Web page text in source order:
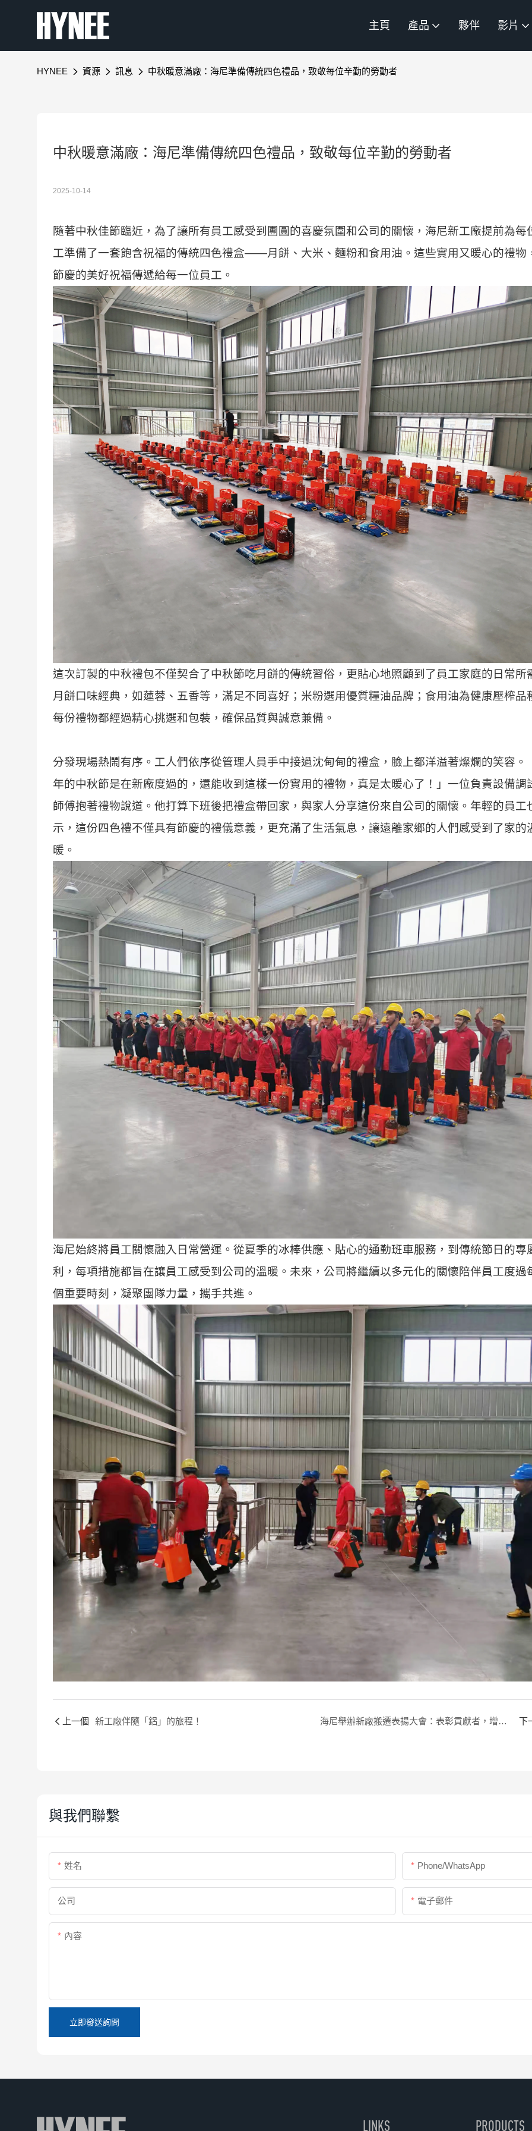
主頁 產品 夥伴 影片
HYNEE 資源 訊息 中秋暖意滿廠：海尼準備傳統四色禮品，致敬每位辛勤的勞動者
中秋暖意滿廠：海尼準備傳統四色禮品，致敬每位辛勤的勞動者
2025-10-14
隨著中秋佳節臨近，為了讓所有員工感受到團圓的喜慶氛圍和公司的關懷，海尼新工廠提前為每
工準備了一套飽含祝福的傳統四色禮盒——月餅、大米、麵粉和食用油。這些實用又暖心的禮物
節慶的美好祝福傳遞給每一位員工。
這次訂製的中秋禮包不僅契合了中秋節吃月餅的傳統習俗，更貼心地照顧到了員工家庭的日常所
月餅口味經典，如蓮蓉、五香等，滿足不同喜好；米粉選用優質糧油品牌；食用油為健康壓榨品
每份禮物都經過精心挑選和包裝，確保品質與誠意兼備。
分發現場熱鬧有序。工人們依序從管理人員手中接過沈甸甸的禮盒，臉上都洋溢著燦爛的笑容。
年的中秋節是在新廠度過的，還能收到這樣一份實用的禮物，真是太暖心了！」一位負責設備調
師傅抱著禮物說道。他打算下班後把禮盒帶回家，與家人分享這份來自公司的關懷。年輕的員工
示，這份四色禮不僅具有節慶的禮儀意義，更充滿了生活氣息，讓遠離家鄉的人們感受到了家的
暖。
海尼始終將員工關懷融入日常營運。從夏季的冰棒供應、貼心的通勤班車服務，到傳統節日的專
利，每項措施都旨在讓員工感受到公司的溫暖。未來，公司將繼續以多元化的關懷陪伴員工度過
個重要時刻，凝聚團隊力量，攜手共進。
上一個 新工廠伴隨「鋁」的旅程！ 海尼舉辦新廠搬遷表揚大會：表彰貢獻者，增強團隊凝聚力 下
與我們聯繫
姓名 Phone/whatsApp
公司 電子郵件
內容
立即發送詢問
LINKS PRODUCTS